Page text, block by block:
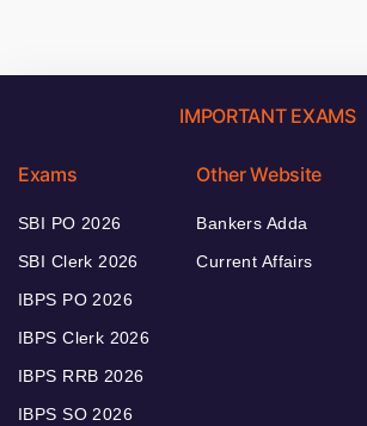
IMPORTANT EXAMS
Exams
SBI PO 2026
SBI Clerk 2026
IBPS PO 2026
IBPS Clerk 2026
IBPS RRB 2026
IBPS SO 2026
Other Website
Bankers Adda
Current Affairs